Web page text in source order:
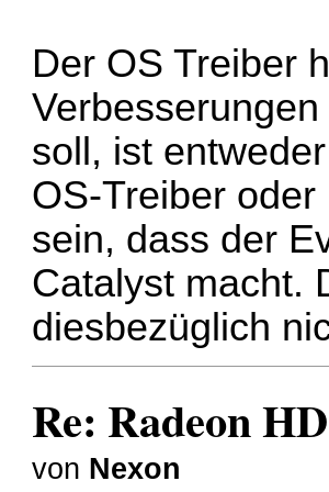
Der OS Treiber
soll, ist
OS-Treiber
sein, dass der
Catalyst macht.
diesbezüglich
Re: Radeon
von Nexon